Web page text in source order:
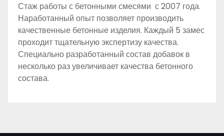
Стаж работы с бетонными смесями с 2007 года.
Наработанный опыт позволяет производить
качественные бетонные изделия. Каждый 5 замес
проходит тщательную экспертизу качества.
Специально разработанный состав добавок в
несколько раз увеличивает качества бетонного
состава.